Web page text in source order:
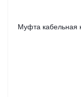
Муфта кабельная